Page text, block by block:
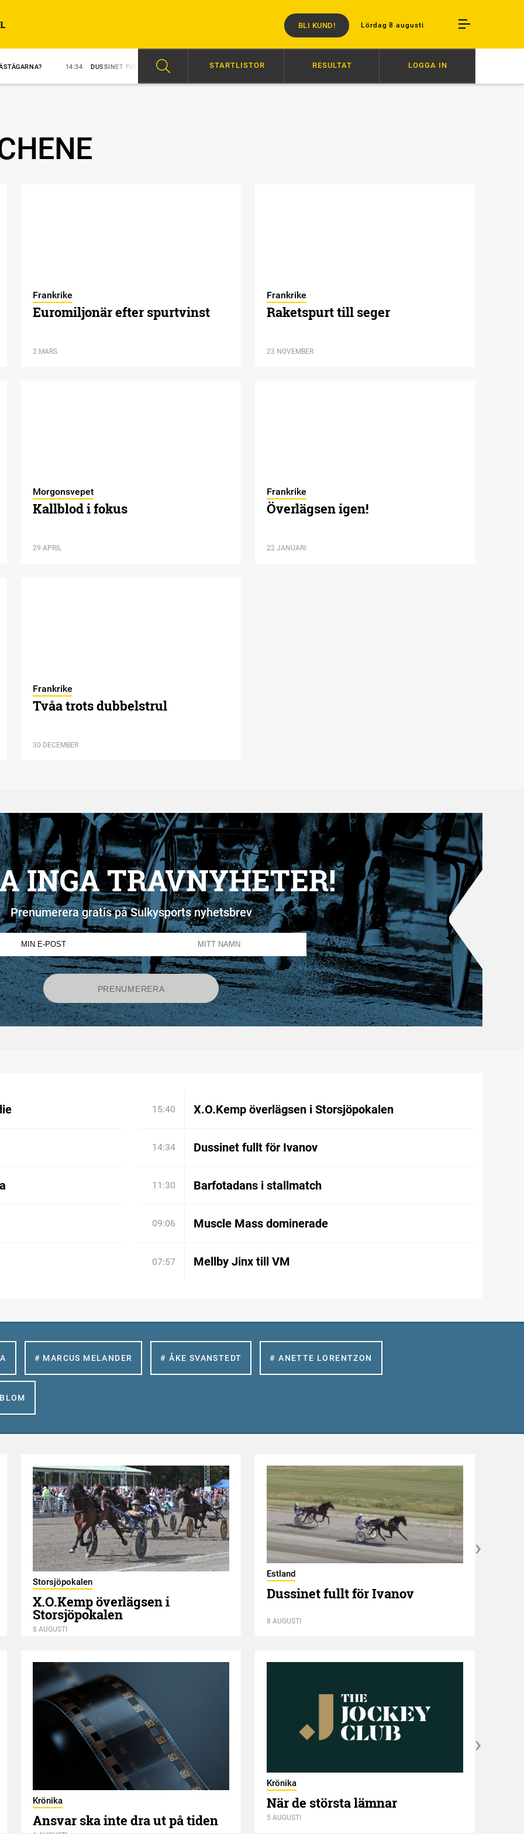
Lördag 8 augusti
BLI KUND!
14:34 DUSSINET FULLT FÖR IVANOV 12:30 HAMBLETONIAN: TETRICKS HISTORIA 16:26 VINST FÖR ELKE FRINTA I NORMANDIE
STARTLISTOR RESULTAT LOGGA IN
Frankrike
Euromiljonär efter spurtvinst
2 MARS
Frankrike
Raketspurt till seger
23 NOVEMBER
Morgonsvepet
Kallblod i fokus
29 APRIL
Frankrike
Överlägsen igen!
22 JANUARI
Frankrike
Tvåa trots dubbelstrul
30 DECEMBER
INGA TRAVNYHETER!
Prenumerera gratis på Sulkysports nyhetsbrev
15:40 X.O.Kemp överlägsen i Storsjöpokalen
14:34 Dussinet fullt för Ivanov
11:30 Barfotadans i stallmatch
09:06 Muscle Mass dominerade
07:57 Mellby Jinx till VM
# MARCUS MELANDER # ÅKE SVANSTEDT # ANETTE LORENTZON
Storsjöpokalen
X.O.Kemp överlägsen i
Storsjöpokalen
8 AUGUSTI
Estland
Dussinet fullt för Ivanov
8 AUGUSTI
Krönika
Ansvar ska inte dra ut på tiden
Krönika
När de största lämnar
5 AUGUSTI